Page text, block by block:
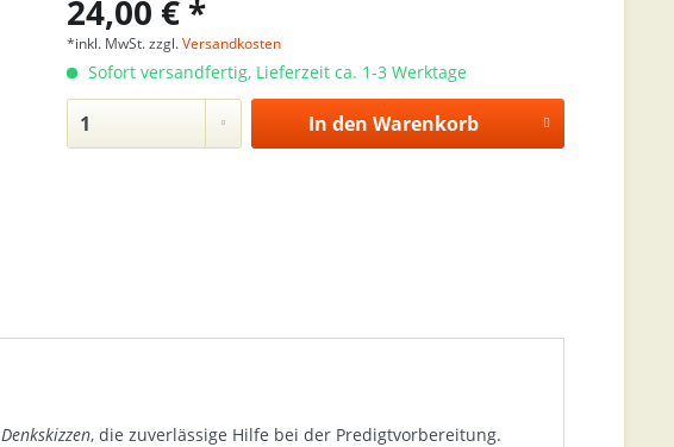
24,00 € *
*inkl. MwSt. zzgl.Versandkosten
Sofort versandfertig, Lieferzeit ca. 1-3 Werktage
In den Warenkorb
Denkskizzen, die zuverlässige Hilfe bei der Predigtvorbereitung.